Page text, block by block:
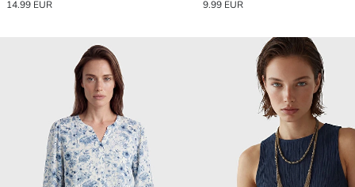
14.99 EUR 9.99 EUR